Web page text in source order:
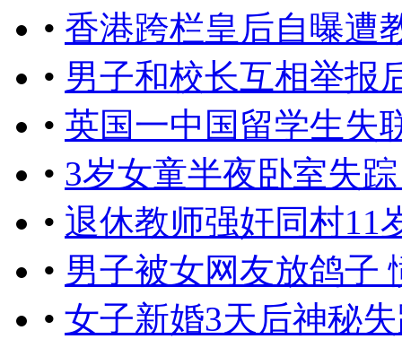
• 香港跨栏皇后自曝遭
• 男子和校长互相举报
• 英国一中国留学生失
• 3岁女童半夜卧室失
• 退休教师强奸同村11
• 男子被女网友放鸽子
• 女子新婚3天后神秘